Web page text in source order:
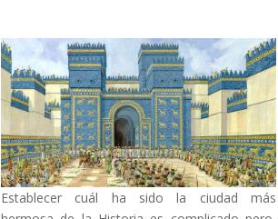
Establecer cuál ha sido la ciudad más